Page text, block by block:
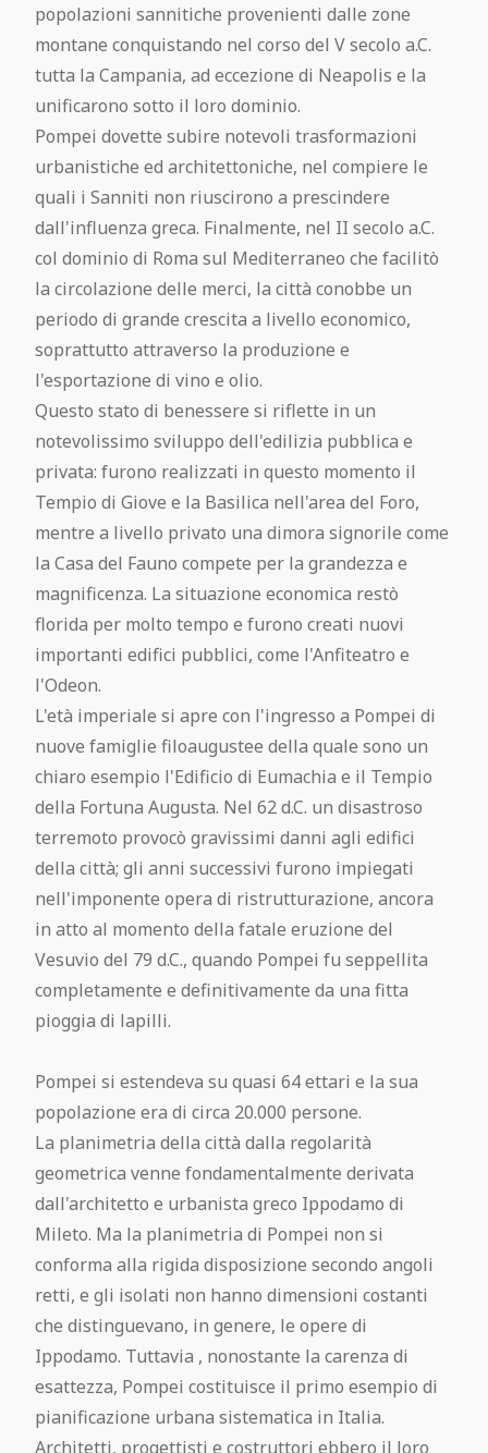
popolazioni sannitiche provenienti dalle zone
montane conquistando nel corso del V secolo a.C.
tutta la Campania, ad eccezione di Neapolis e la
unificarono sotto il loro dominio.
Pompei dovette subire notevoli trasformazioni
urbanistiche ed architettoniche, nel compiere le
quali i Sanniti non riuscirono a prescindere
dall'influenza greca. Finalmente, nel II secolo a.C.
col dominio di Roma sul Mediterraneo che facilitò
la circolazione delle merci, la città conobbe un
periodo di grande crescita a livello economico,
soprattutto attraverso la produzione e
l'esportazione di vino e olio.
Questo stato di benessere si riflette in un
notevolissimo sviluppo dell'edilizia pubblica e
privata: furono realizzati in questo momento il
Tempio di Giove e la Basilica nell'area del Foro,
mentre a livello privato una dimora signorile come
la Casa del Fauno compete per la grandezza e
magnificenza. La situazione economica restò
florida per molto tempo e furono creati nuovi
importanti edifici pubblici, come l'Anfiteatro e
l'Odeon.
L'età imperiale si apre con l'ingresso a Pompei di
nuove famiglie filoaugustee della quale sono un
chiaro esempio l'Edificio di Eumachia e il Tempio
della Fortuna Augusta. Nel 62 d.C. un disastroso
terremoto provocò gravissimi danni agli edifici
della città; gli anni successivi furono impiegati
nell'imponente opera di ristrutturazione, ancora
in atto al momento della fatale eruzione del
Vesuvio del 79 d.C., quando Pompei fu seppellita
completamente e definitivamente da una fitta
pioggia di lapilli.
Pompei si estendeva su quasi 64 ettari e la sua
popolazione era di circa 20.000 persone.
La planimetria della città dalla regolarità
geometrica venne fondamentalmente derivata
dall'architetto e urbanista greco Ippodamo di
Mileto. Ma la planimetria di Pompei non si
conforma alla rigida disposizione secondo angoli
retti, e gli isolati non hanno dimensioni costanti
che distinguevano, in genere, le opere di
Ippodamo. Tuttavia , nonostante la carenza di
esattezza, Pompei costituisce il primo esempio di
pianificazione urbana sistematica in Italia.
Architetti, progettisti e costruttori ebbero il loro